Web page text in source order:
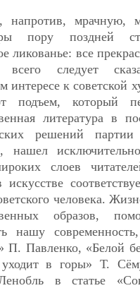
мрачную,
пору поздней
ликованье: все
всего следует
интересе к советской
который
литература в
решений
нашел
слоев
человека.
образов,
нашу
П. Павленко, «Белой
уходит в горы» Т.
в статье